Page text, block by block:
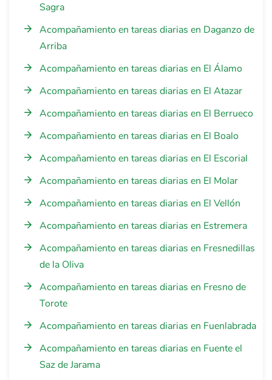
Sagra
Acompañamiento en tareas diarias en Daganzo de
Arriba
Acompañamiento en tareas diarias en El Álamo
Acompañamiento en tareas diarias en El Atazar
Acompañamiento en tareas diarias en El Berrueco
Acompañamiento en tareas diarias en El Boalo
Acompañamiento en tareas diarias en El Escorial
Acompañamiento en tareas diarias en El Molar
Acompañamiento en tareas diarias en El Vellón
Acompañamiento en tareas diarias en Estremera
Acompañamiento en tareas diarias en Fresnedillas
de la Oliva
Acompañamiento en tareas diarias en Fresno de
Torote
Acompañamiento en tareas diarias en Fuenlabrada
Acompañamiento en tareas diarias en Fuente el
Saz de Jarama